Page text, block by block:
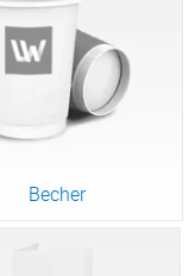
Becher